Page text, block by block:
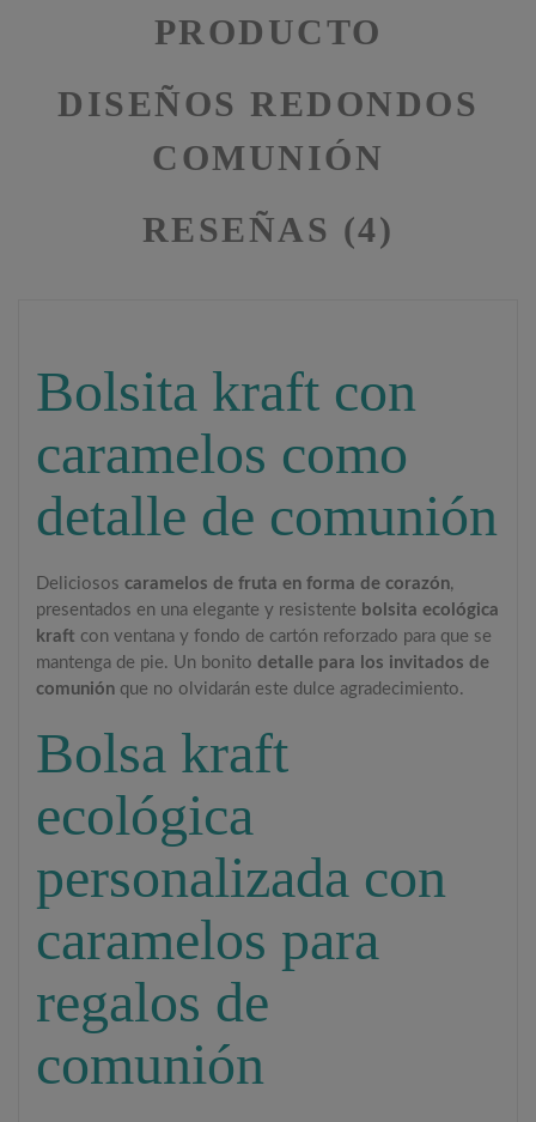
PRODUCTO
DISEÑOS REDONDOS
COMUNIÓN
RESEÑAS (4)
Bolsita kraft con
caramelos como
detalle de comunión
Deliciososcaramelos de fruta en forma de corazón,
presentados en una elegante y resistente bolsita ecológica
kraft con ventana y fondo de cartón reforzado para que se
mantenga de pie. Un bonitodetalle para los invitados de
comunión que no olvidarán este dulce agradecimiento.
Bolsa kraft
ecológica
personalizada con
caramelos para
regalos de
comunión